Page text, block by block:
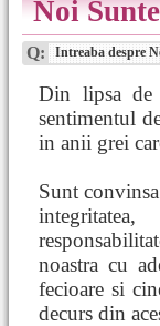
Noi
Q: Intreaba despre
Din lipsa de
sentimentul
in anii grei
Sunt
noastra cu
fecioare si
decurs din